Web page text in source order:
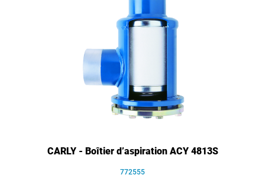
CARLY - Boîtier d’aspiration ACY 4813S
772555